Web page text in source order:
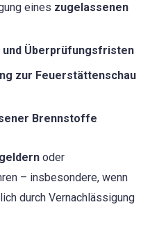
eines zugelassenen
und Überprüfungsfristen
zur Feuerstättenschau
Brennstoffe
oder
– insbesondere, wenn
durch Vernachlässigung